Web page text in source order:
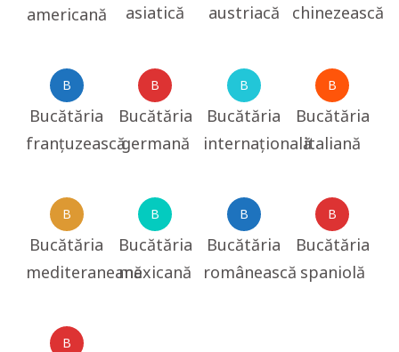
americană
asiatică
austriacă
chinezească
B
Bucătăria
franțuzească
B
Bucătăria
germană
B
Bucătăria
internațională
B
Bucătăria
italiană
B
Bucătăria
mediteraneană
B
Bucătăria
mexicană
B
Bucătăria
românească
B
Bucătăria
spaniolă
B